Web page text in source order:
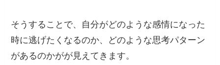
そうすることで、自分がどのような感情になった
時に逃げたくなるのか、どのような思考パターン
があるのかがが見えてきます。